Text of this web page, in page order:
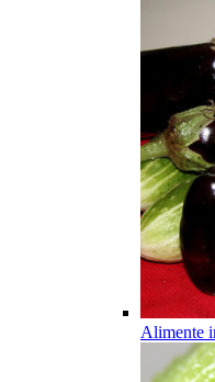
Alimente